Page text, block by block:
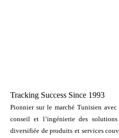
Tracking Success Since 1993
Pionnier sur le marché Tunisien
conseil et l’ingénierie des
diversifiée de produits et services